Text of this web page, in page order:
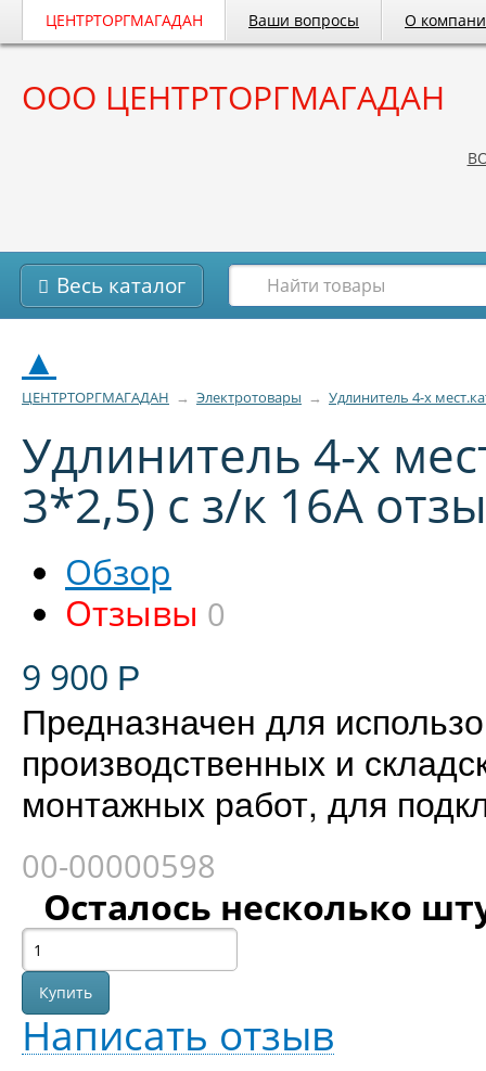
ЦЕНТРТОРГМАГАДАН Ваши вопросы О
ООО ЦЕНТРТОРГМАГАДАН
Весь каталог
▲
ЦЕНТРТОРГМАГАДАН → Электротовары → Удлинитель 4-х
Удлинитель 4-х
3*2,5) с з/к 16А
Обзор
Отзывы 0
9 900 Р
Предназначен для
производственных и
монтажных работ, для
00-00000598
Осталось несколько
Написать отзыв